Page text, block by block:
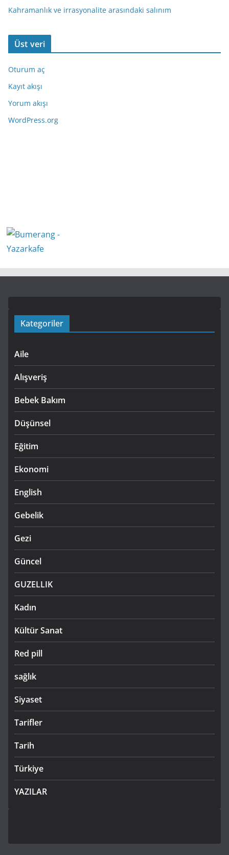
Kahramanlık ve irrasyonalite arasındaki salınım
Üst veri
Oturum aç
Kayıt akışı
Yorum akışı
WordPress.org
Kategoriler
Aile
Alışveriş
Bebek Bakım
Düşünsel
Eğitim
Ekonomi
English
Gebelik
Gezi
Güncel
GUZELLIK
Kadın
Kültür Sanat
Red pill
sağlık
Siyaset
Tarifler
Tarih
Türkiye
YAZILAR